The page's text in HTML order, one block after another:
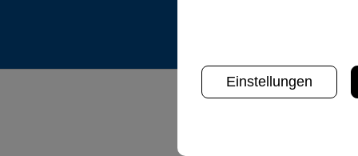
Einstellungen